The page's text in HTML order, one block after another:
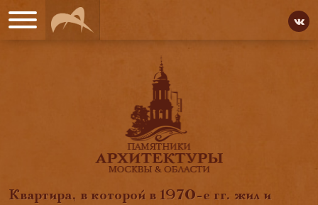
Квартира, в которой в 1970-е гг. жил и